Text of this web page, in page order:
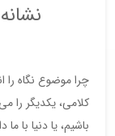
چرا موضوع نگاه را
کلامی، یکدیگر را
باشیم، یا دنیا